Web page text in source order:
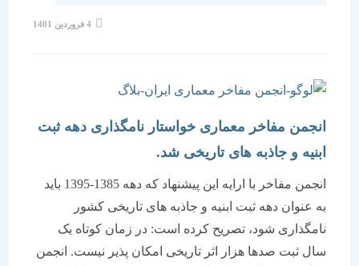
انجمن مفاخر معماری خواستار نامگذاری دهه ثبت
ابنیه و جاذبه های تاریخی شد.
انجمن مفاخر با ارایه این پیشنهاد که دهه 1385-1395 باید
به عنوان دهه ثبت ابنیه و جاذبه های تاریخی کشور
نامگذاری شود، تصریح کرده است: در زمان کوتاه یک
سال ثبت صدها هزار اثر تاریخی امکان پذیر نیست. انجمن